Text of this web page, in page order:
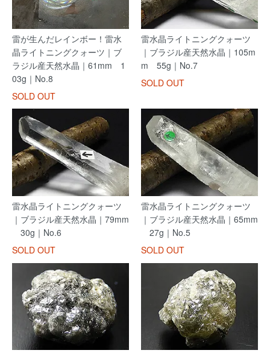
雷が生んだレインボー！雷水
晶ライトニングクォーツ｜ブ
ラジル産天然水晶｜61mm 1
03g｜No.8
SOLD OUT
雷水晶ライトニングクォーツ
｜ブラジル産天然水晶｜105m
m 55g｜No.7
SOLD OUT
雷水晶ライトニングクォーツ
｜ブラジル産天然水晶｜79mm
30g｜No.6
SOLD OUT
雷水晶ライトニングクォーツ
｜ブラジル産天然水晶｜65mm
27g｜No.5
SOLD OUT